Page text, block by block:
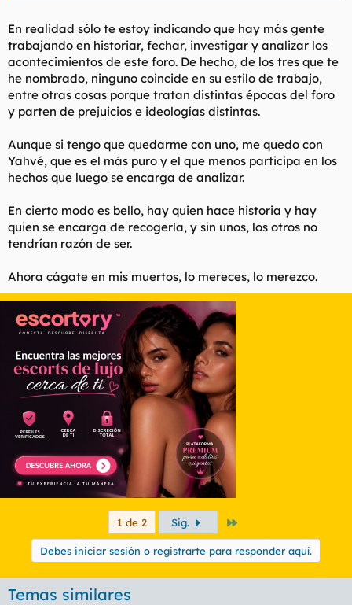
En realidad sólo te estoy indicando que hay más gente
trabajando en historiar, fechar, investigar y analizar los
acontecimientos de este foro. De hecho, de los tres que te
he nombrado, ninguno coincide en su estilo de trabajo,
entre otras cosas porque tratan distintas épocas del foro
y parten de prejuicios e ideologías distintas.
Aunque si tengo que quedarme con uno, me quedo con
Yahvé, que es el más puro y el que menos participa en los
hechos que luego se encarga de analizar.
En cierto modo es bello, hay quien hace historia y hay
quien se encarga de recogerla, y sin unos, los otros no
tendrían razón de ser.
Ahora cágate en mis muertos, lo mereces, lo merezco.
1 de 2 Sig.
Debes iniciar sesión o registrarte para responder aquí.
Temas similares